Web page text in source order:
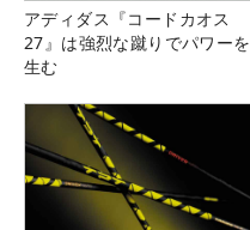
アディダス『コードカオス
27』は強烈な蹴りでパワーを
生む